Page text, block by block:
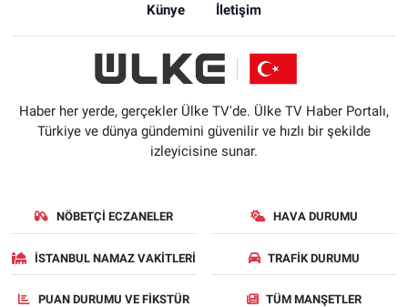
Künye
İletişim
Haber her yerde, gerçekler Ülke TV'de. Ülke TV Haber Portalı,
Türkiye ve dünya gündemini güvenilir ve hızlı bir şekilde
izleyicisine sunar.
NÖBETÇI ECZANELER HAVA DURUMU
İSTANBUL NAMAZ VAKITLERI TRAFIK DURUMU
PUAN DURUMU VE FIKSTÜR TÜM MANŞETLER